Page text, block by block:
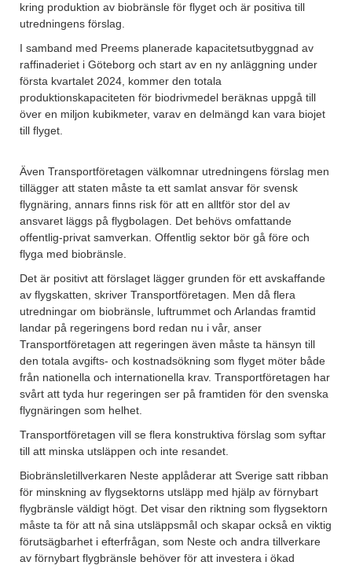
kring produktion av biobränsle för flyget och är positiva till
utredningens förslag.
I samband med Preems planerade kapacitetsutbyggnad av
raffinaderiet i Göteborg och start av en ny anläggning under
första kvartalet 2024, kommer den totala
produktionskapaciteten för biodrivmedel beräknas uppgå till
över en miljon kubikmeter, varav en delmängd kan vara biojet
till flyget.
Även Transportföretagen välkomnar utredningens förslag men
tillägger att staten måste ta ett samlat ansvar för svensk
flygnäring, annars finns risk för att en alltför stor del av
ansvaret läggs på flygbolagen. Det behövs omfattande
offentlig-privat samverkan. Offentlig sektor bör gå före och
flyga med biobränsle.
Det är positivt att förslaget lägger grunden för ett avskaffande
av flygskatten, skriver Transportföretagen. Men då flera
utredningar om biobränsle, luftrummet och Arlandas framtid
landar på regeringens bord redan nu i vår, anser
Transportföretagen att regeringen även måste ta hänsyn till
den totala avgifts- och kostnadsökning som flyget möter både
från nationella och internationella krav. Transportföretagen har
svårt att tyda hur regeringen ser på framtiden för den svenska
flygnäringen som helhet.
Transportföretagen vill se flera konstruktiva förslag som syftar
till att minska utsläppen och inte resandet.
Biobränsletillverkaren Neste applåderar att Sverige satt ribban
för minskning av flygsektorns utsläpp med hjälp av förnybart
flygbränsle väldigt högt. Det visar den riktning som flygsektorn
måste ta för att nå sina utsläppsmål och skapar också en viktig
förutsägbarhet i efterfrågan, som Neste och andra tillverkare
av förnybart flygbränsle behöver för att investera i ökad